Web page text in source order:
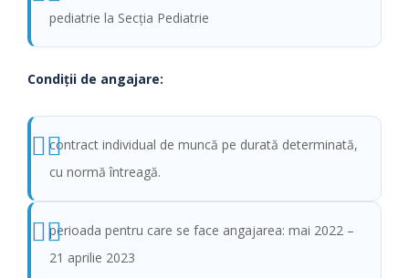
pediatrie la Secția Pediatrie
Condiții de angajare:
contract individual de muncă pe durată determinată,
cu normă întreagă.
perioada pentru care se face angajarea: mai 2022 –
21 aprilie 2023